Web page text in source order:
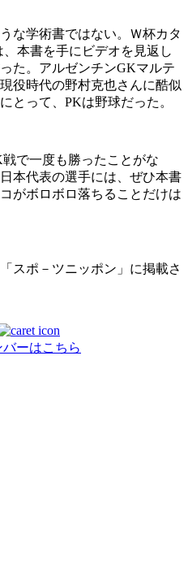
な学術書ではない。Ｗ杯カタ
本書を手にビデオを見返し
た。アルゼンチンGKマルテ
役時代の野村克也さんに酷似
とって、PKは野球だった。
で一度も勝ったことがな
本代表の選手には、ぜひ本書
がボロボロ落ちることだけは
スポ－ツニッポン」に掲載さ
ーはこちら